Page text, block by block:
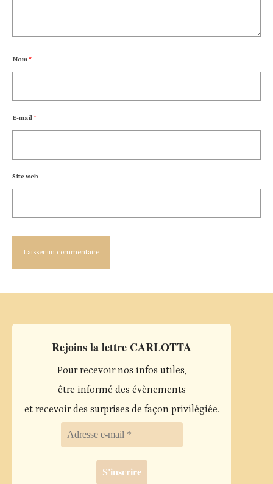
Nom*
E-mail*
Site web
Rejoins la lettre CARLOTTA
Pour recevoir nos infos utiles,
être informé des évènements
et recevoir des surprises de façon privilégiée.